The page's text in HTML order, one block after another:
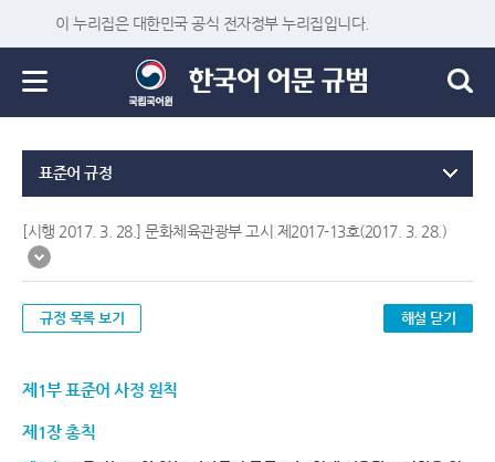
이 누리집은 대한민국 공식 전자정부 누리집입니다.
표준어 규정
[시행 2017. 3. 28.] 문화체육관광부 고시 제2017-13호(2017. 3. 28.)
규정 목록 보기 해설 닫기
제1부 표준어 사정 원칙
제1장 총칙